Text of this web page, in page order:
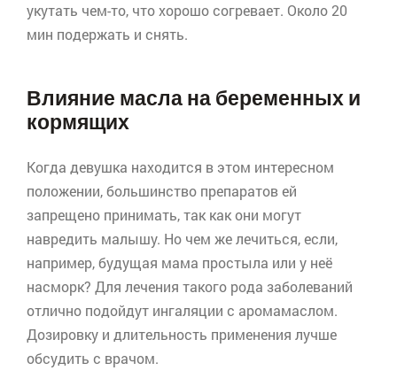
укутать чем-то, что хорошо согревает. Около 20
мин подержать и снять.
Влияние масла на беременных и
кормящих
Когда девушка находится в этом интересном
положении, большинство препаратов ей
запрещено принимать, так как они могут
навредить малышу. Но чем же лечиться, если,
например, будущая мама простыла или у неё
насморк? Для лечения такого рода заболеваний
отлично подойдут ингаляции с аромамаслом.
Дозировку и длительность применения лучше
обсудить с врачом.